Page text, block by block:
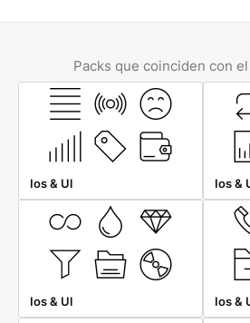
Packs que coinciden con
Ios & Ul Ios &
Ios & Ul Ios &